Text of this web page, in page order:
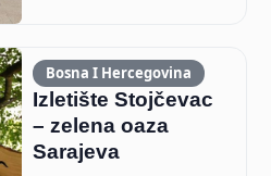
Bosna I Hercegovina
Izletište Stojčevac
– zelena oaza
Sarajeva